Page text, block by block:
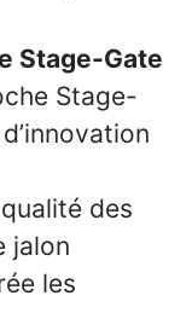
Stage-Gate
Stage-
des
jalon
les